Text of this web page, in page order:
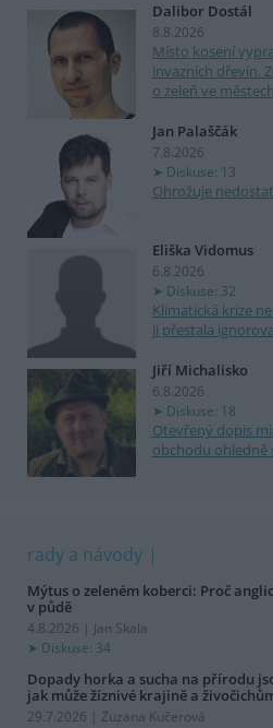
Dalibor Dostál
8.8.2026
Místo kosení
invazních dřevin.
o zeleň ve městech
Jan Palaščák
7.8.2026
Diskuse: 13
Ohrožuje
Eliška Vidomus
6.8.2026
Diskuse: 32
Klimatická krize
ji přestala
Jiří Michalisko
6.8.2026
Diskuse: 18
Otevřený dopis
obchodu ohledně
rady a návody
Mýtus o zeleném koberci: Proč
v půdě
4.8.2026 | Jan Skala
Diskuse: 34
Dopady horka a sucha na přírodu
jak může žíznivé krajině a
29.7.2026 | Zuzana Kučerová